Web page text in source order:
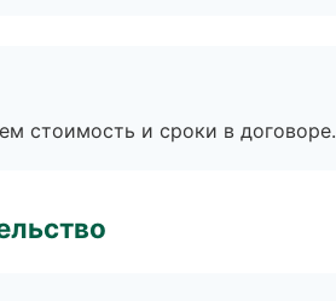
стоимость и сроки в договоре.